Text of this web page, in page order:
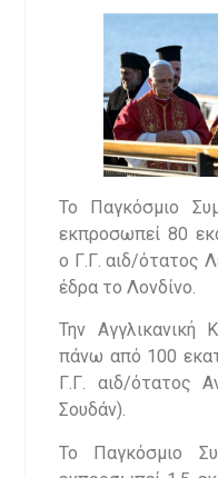
Το Παγκόσμιο
εκπροσωπεί 80
ο Γ.Γ. αιδ/ότατος
έδρα το Λονδίνο.
Την Αγγλικανική
πάνω από 100
Γ.Γ. αιδ/ότατος
Σουδάν).
Το Παγκόσμιο